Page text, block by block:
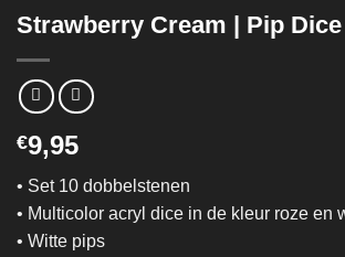
Strawberry Cream | Pip Dice
€9,95
• Set 10 dobbelstenen
• Multicolor acryl dice in de kleur roze en
• Witte pips